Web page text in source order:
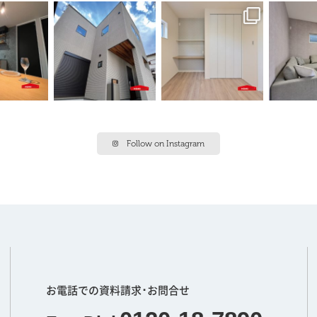
Follow on Instagram
お電話での資料請求･お問合せ